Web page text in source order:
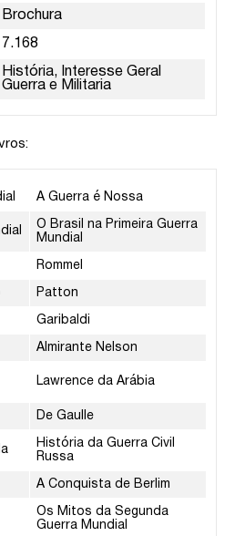
Brochura
7.168
História, Interesse Geral
Guerra e Militaria
A Guerra é Nossa
O Brasil na Primeira Guerra
Mundial
Rommel
Patton
Garibaldi
Almirante Nelson
Lawrence da Arábia
De Gaulle
História da Guerra Civil
Russa
A Conquista de Berlim
Os Mitos da Segunda
Guerra Mundial